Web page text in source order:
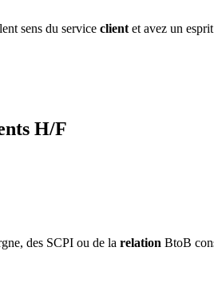
sens du service client et avez un
H/F
des SCPI ou de la relation BtoB